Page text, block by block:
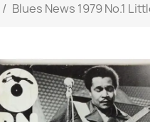
Blues News 1979 No.1